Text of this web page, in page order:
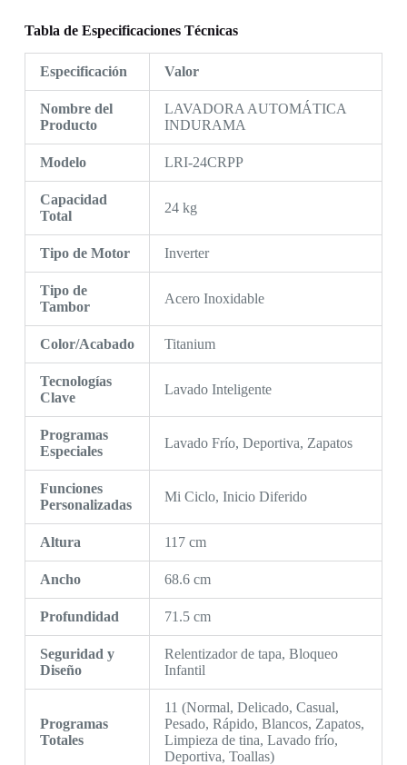
Tabla de Especificaciones Técnicas
Especificación Valor
Nombre del
Producto
LAVADORA AUTOMÁTICA
INDURAMA
Modelo LRI-24CRPP
Capacidad
Total
24 kg
Tipo de Motor Inverter
Tipo de
Tambor
Acero Inoxidable
Color/Acabado Titanium
Tecnologías
Clave
Lavado Inteligente
Programas
Especiales
Lavado Frío, Deportiva, Zapatos
Funciones
Personalizadas
Mi Ciclo, Inicio Diferido
Altura 117 cm
Ancho 68.6 cm
Profundidad 71.5 cm
Seguridad y
Diseño
Relentizador de tapa, Bloqueo
Infantil
Programas
Totales
11 (Normal, Delicado, Casual,
Pesado, Rápido, Blancos, Zapatos,
Limpieza de tina, Lavado frío,
Deportiva, Toallas)